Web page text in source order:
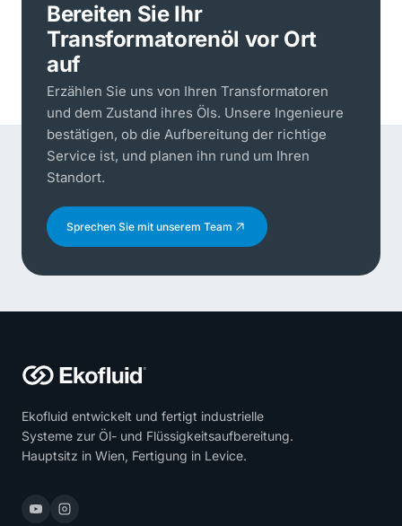
Bereiten Sie Ihr
Transformatorenöl vor Ort
auf
Erzählen Sie uns von Ihren Transformatoren
und dem Zustand ihres Öls. Unsere Ingenieure
bestätigen, ob die Aufbereitung der richtige
Service ist, und planen ihn rund um Ihren
Standort.
Sprechen Sie mit unserem Team
Ekofluid entwickelt und fertigt industrielle
Systeme zur Öl- und Flüssigkeitsaufbereitung.
Hauptsitz in Wien, Fertigung in Levice.